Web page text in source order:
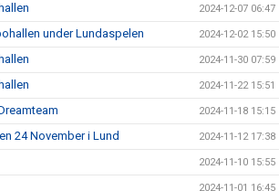
2024-12-07 06:47
under Lundaspelen 2024-12-02 15:50
2024-11-30 07:59
2024-11-22 15:51
2024-11-18 15:15
24 November i Lund 2024-11-12 17:38
2024-11-10 15:55
2024-11-01 16:45